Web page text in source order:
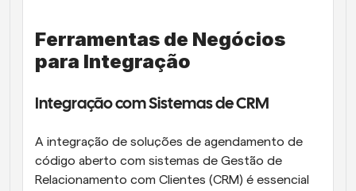
Ferramentas de Negócios
para Integração
Integração com Sistemas de CRM
A integração de soluções de agendamento de
código aberto com sistemas de Gestão de
Relacionamento com Clientes (CRM) é essencial